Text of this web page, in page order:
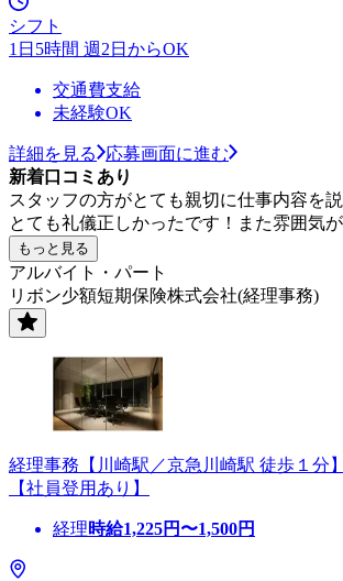
シフト
1日5時間 週2日からOK
交通費支給
未経験OK
詳細を見る
応募画面に進む
新着口コミあり
スタッフの方がとても親切に仕事内容を
とても礼儀正しかったです！また雰囲気
もっと見る
アルバイト・パート
リボン少額短期保険株式会社(経理事務)
経理事務【川崎駅／京急川崎駅 徒歩１分
【社員登用あり】
経理時給1,225円〜1,500円